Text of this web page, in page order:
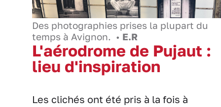
Des photographies prises la plupart du
temps à Avignon. • E.R
L'aérodrome de Pujaut :
lieu d'inspiration
Les clichés ont été pris à la fois à